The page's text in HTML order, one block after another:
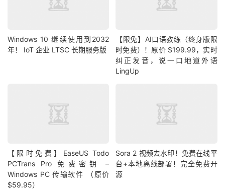
Windows 10 继续使用到2032
年！ IoT 企业 LTSC 长期服务版
【限免】AI口语教练（终身版限
时免费）！原价 $199.99，实时
纠正发音，说一口地道外语
LingUp
【限时免费】EaseUS Todo
PCTrans Pro 免费密钥 –
Windows PC 传输软件 （原价
$59.95）
Sora 2 视频去水印！免费在线平
台+本地离线部署！完全免费开
源